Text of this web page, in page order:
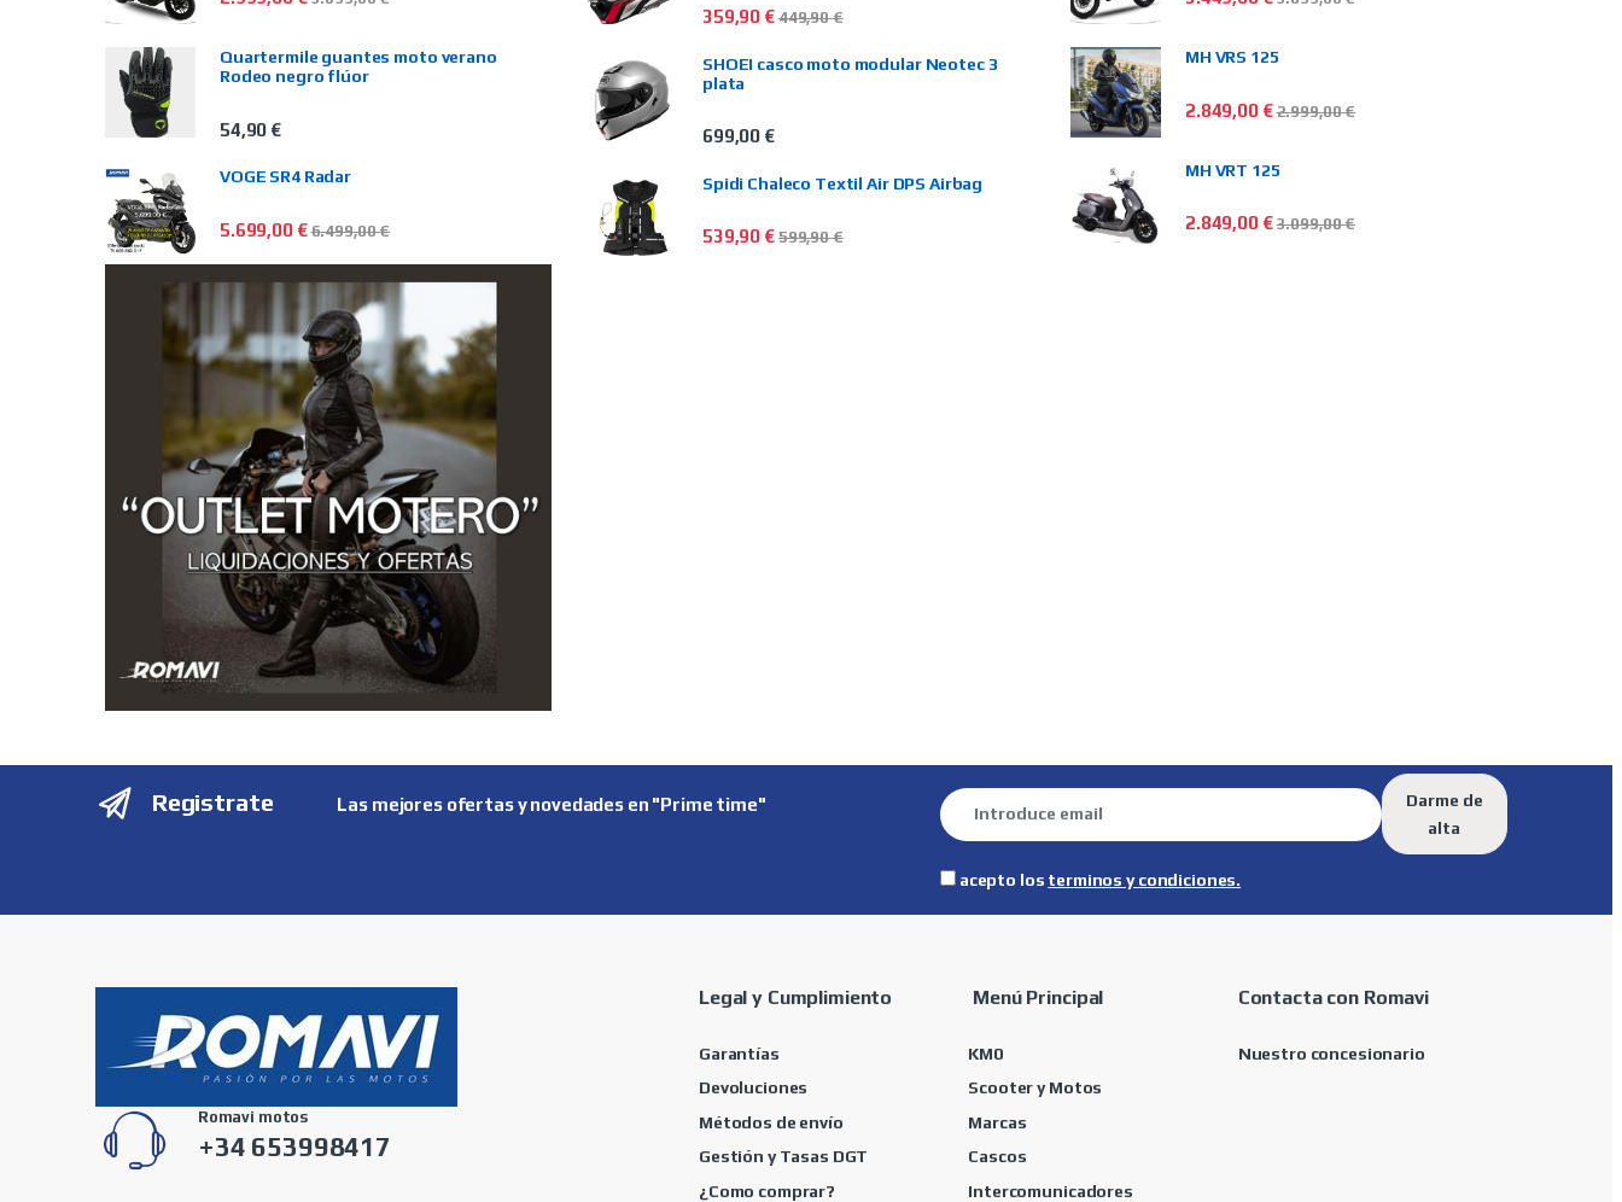
Quartermile guantes moto verano
Rodeo negro flúor
54,90 €
VOGE SR4 Radar
5.699,00 €6.499,00€
359,90 €449,90€
SHOEI casco moto modular Neotec 3
plata
699,00 €
Spidi Chaleco Textil Air DPS Airbag
539,90 €599,90€
MH VRS 125
2.849,00 €2.999,00€
MH VRT 125
2.849,00 €3.099,00€
Registrate Las mejores ofertas y novedades en "Prime time"
Darme de
alta
acepto los terminos y condiciones.
Romavi motos
+34 653998417
Legal y Cumplimiento
Garantías
Devoluciones
Métodos de envío
Gestión y Tasas DGT
¿Como comprar?
Menú Principal
KM0
Scooter y Motos
Marcas
Cascos
Intercomunicadores
Contacta con Romavi
Nuestro concesionario